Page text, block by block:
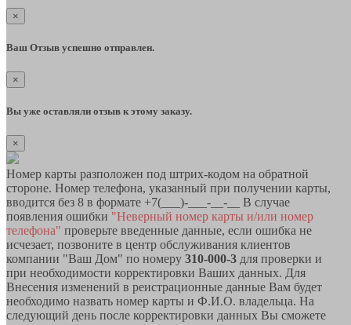
×
Ваш Отзыв успешно отправлен.
×
Вы уже оставляли отзыв к этому заказу.
×
Номер карты разположен под штрих-кодом на обратной
стороне. Номер телефона, указанный при получении карты,
вводится без 8 в формате +7(___)-___-__-__ В случае
появления ошибки "Неверный номер карты и/или номер
телефона" проверьте введенные данные, если ошибка не
исчезает, позвоните в центр обслуживания клиентов
компании "Ваш Дом" по номеру 310-000-3 для проверки и
при необходимости корректировки Ваших данных. Для
Внесения изменений в реистрационные данные Вам будет
необходимо назвать номер карты и Ф.И.О. владельца. На
следующий день после корректировки данных Вы сможете